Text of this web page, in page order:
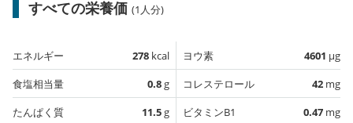
すべての栄養価 (1人分)
エネルギー 278 kcal
食塩相当量
0.8g
たんぱく質
11.5g
ヨウ素 4601 µg
コレステロール
42 mg
ビタミンB1
0.47 mg